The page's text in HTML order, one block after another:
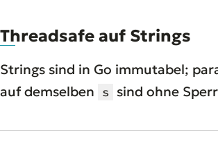
Threadsafe auf Strings
Strings sind in Go immutabel;
auf demselben s sind ohne